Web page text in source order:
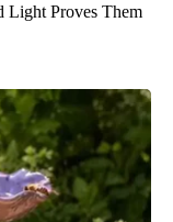
Light Proves Them